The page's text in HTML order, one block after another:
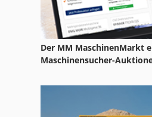
Der MM MaschinenMarkt
Maschinensucher-